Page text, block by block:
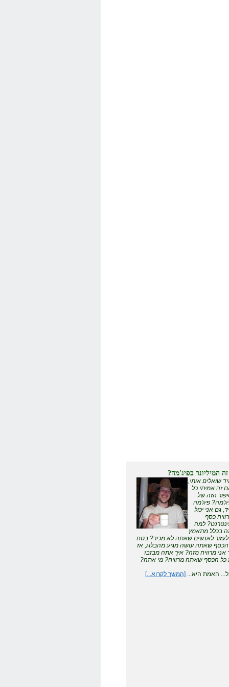
המיליונר בפיג'מה?
שואלים אותי,
זה אמיתי כל
הזה של
פיג'מה
גם אני יכול
כסף
למה
בכלל מתאמץ
לעזור לאנשים שאתה לא מכיר? בטח
הכסף שאתה עושה מגיע מהבלוג, אז
אני מרוויח מזה? איך אתה מבזבז
כל הכסף שאתה מרוויח? מי אתה?
האמת היא... [המשך לקרוא...]